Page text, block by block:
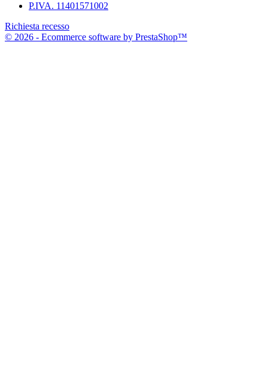
P.IVA. 11401571002
Richiesta recesso
© 2026 - Ecommerce software by PrestaShop™